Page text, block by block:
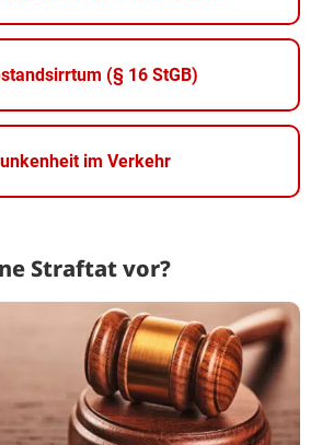
(§ 16 StGB)
im Verkehr
Straftat vor?